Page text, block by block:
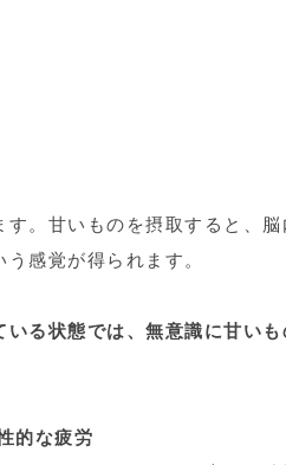
。甘いものを摂取すると、
感覚が得られます。
いる状態では、無意識に甘いも
的な疲労